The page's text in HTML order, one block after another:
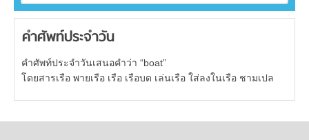
คำศัพท์ประจำวัน
คำศัพท์ประจำวันเสนอคำว่า “boat”
โดยสารเรือ พายเรือ เรือ เรือบด เล่นเรือ ใส่ลงในเรือ ชามเปล